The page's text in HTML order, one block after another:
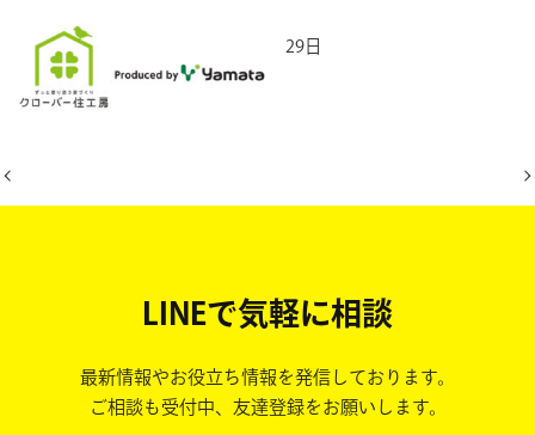
2025年8月29日
LINEで気軽に相談
最新情報やお役立ち情報を発信しております。
ご相談も受付中、友達登録をお願いします。